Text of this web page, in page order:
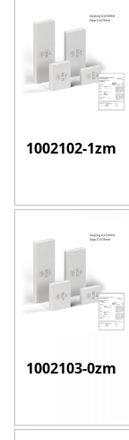
1002102-1zm
1002103-0zm